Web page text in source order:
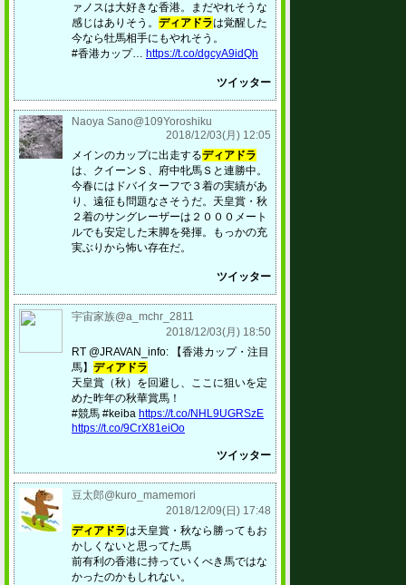
ァノスは大好きな香港。まだやれそうな
感じはありそう。 ディアドラは覚醒した
今なら牡馬相手にもやれそう。
#香港カップ… https://t.co/dgcyA9idQh
ツイッター
Naoya Sano@109Yoroshiku
2018/12/03(月) 12:05
メインのカップに出走するディアドラ
は、クイーンＳ、府中牝馬Ｓと連勝中。
今春にはドバイターフで３着の実績があ
り、遠征も問題なさそうだ。天皇賞・秋
２着のサングレーザーは２０００メート
ルでも安定した末脚を発揮。もっかの充
実ぶりから怖い存在だ。
ツイッター
宇宙家族@a_mchr_2811
2018/12/03(月) 18:50
RT @JRAVAN_info: 【香港カップ・注目
馬】 ディアドラ
天皇賞（秋）を回避し、ここに狙いを定
めた昨年の秋華賞馬！
#競馬 #keiba https://t.co/NHL9UGRSzE
https://t.co/9CrX81eiOo
ツイッター
豆太郎@kuro_mamemori
2018/12/09(日) 17:48
ディアドラは天皇賞・秋なら勝ってもお
かしくないと思ってた馬
前有利の香港に持っていくべき馬ではな
かったのかもしれない。